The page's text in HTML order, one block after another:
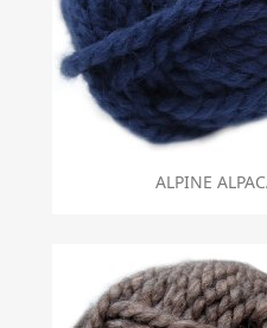
ALPINE